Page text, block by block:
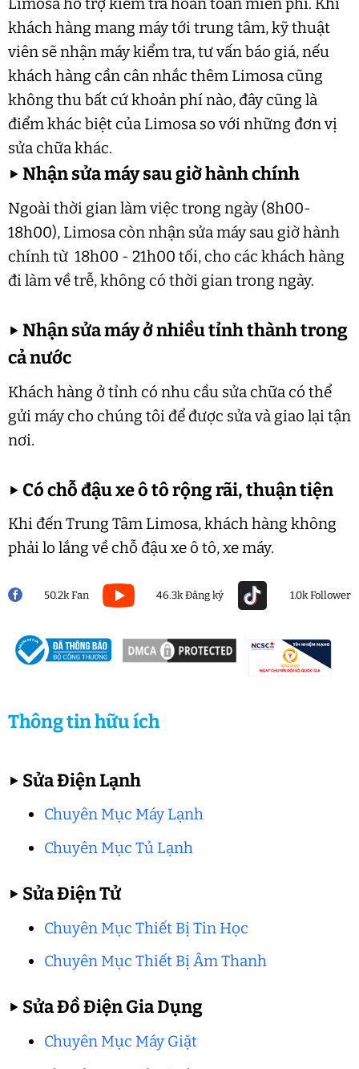
khách hàng mang máy tới trung tâm, kỹ thuật
viên sẽ nhận máy kiểm tra, tư vấn báo giá, nếu
khách hàng cần cân nhắc thêm Limosa cũng
không thu bất cứ khoản phí nào, đây cũng là
điểm khác biệt của Limosa so với những đơn vị
sửa chữa khác.
▶Nhận sửa máy sau giờ hành chính
Ngoài thời gian làm việc trong ngày (8h00-
18h00), Limosa còn nhận sửa máy sau giờ hành
chính từ 18h00 - 21h00 tối, cho các khách hàng
đi làm về trễ, không có thời gian trong ngày.
▶Nhận sửa máy ở nhiều tỉnh thành trong
cả nước
Khách hàng ở tỉnh có nhu cầu sửa chữa có thể
gửi máy cho chúng tôi để được sửa và giao lại tận
nơi.
▶ Có chỗ đậu xe ô tô rộng rãi, thuận tiện
Khi đến Trung Tâm Limosa, khách hàng không
phải lo lắng về chỗ đậu xe ô tô, xe máy.
50.2k Fan 46.3k Đăng ký 1.0k Follower
Thông tin hữu ích
▶ Sửa Điện Lạnh
Chuyên Mục Máy Lạnh
Chuyên Mục Tủ Lạnh
▶ Sửa Điện Tử
Chuyên Mục Thiết Bị Tin Học
Chuyên Mục Thiết Bị Âm Thanh
▶ Sửa Đồ Điện Gia Dụng
Chuyên Mục Máy Giặt